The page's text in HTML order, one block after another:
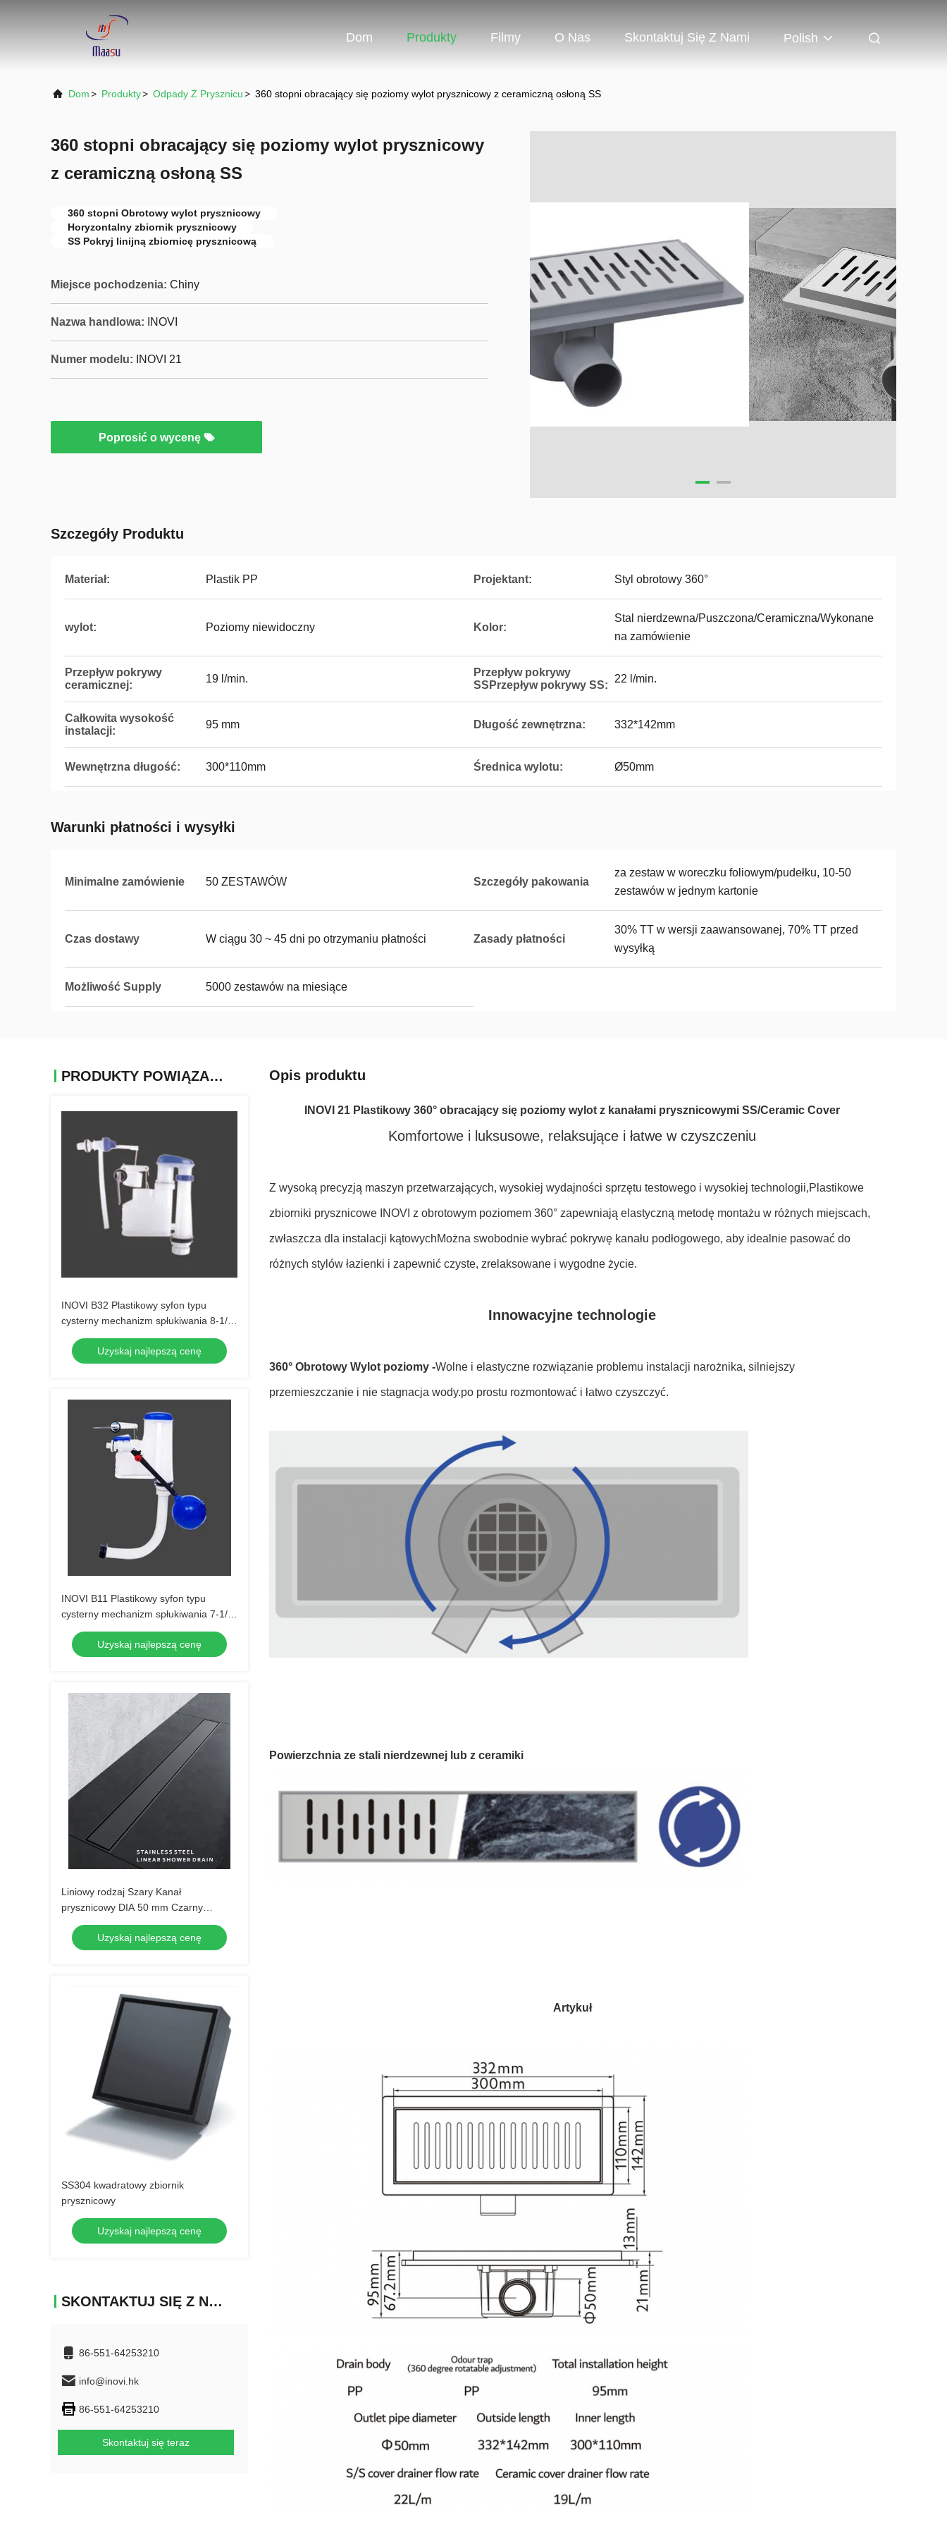
Dom Produkty Filmy O Nas Skontaktuj Się Z Nami Polish
Dom> Produkty> Odpady Z Prysznicu> 360 stopni obracający się poziomy wylot prysznicowy z ceramiczną osłoną SS
360 stopni obracający się poziomy wylot prysznicowy
z ceramiczną osłoną SS
360 stopni Obrotowy wylot prysznicowy
Horyzontalny zbiornik prysznicowy
SS Pokryj linijną zbiornicę prysznicową
Miejsce pochodzenia: Chiny
Nazwa handlowa: INOVI
Numer modelu: INOVI 21
Poprosić o wycenę
Szczegóły Produktu
Materiał: Plastik PP Projektant: Styl obrotowy 360°
wylot: Poziomy niewidoczny Kolor:
Stal nierdzewna/Puszczona/Ceramiczna/Wykonane
na zamówienie
Przepływ pokrywy
ceramicznej:
19 l/min.
Przepływ pokrywy
SSPrzepływ pokrywy SS:
22 l/min.
Całkowita wysokość
instalacji:
95 mm Długość zewnętrzna: 332*142mm
Wewnętrzna długość: 300*110mm Średnica wylotu: Ø50mm
Warunki płatności i wysyłki
Minimalne zamówienie 50 ZESTAWÓW Szczegóły pakowania
za zestaw w woreczku foliowym/pudełku, 10-50
zestawów w jednym kartonie
Czas dostawy W ciągu 30 ~ 45 dni po otrzymaniu płatności Zasady płatności
30% TT w wersji zaawansowanej, 70% TT przed
wysyłką
Możliwość Supply 5000 zestawów na miesiące
PRODUKTY POWIĄZANE
INOVI B32 Plastikowy syfon typu
cysterny mechanizm spłukiwania 8-1/2
Uzyskaj najlepszą cenę
INOVI B11 Plastikowy syfon typu
cysterny mechanizm spłukiwania 7-1/2
Uzyskaj najlepszą cenę
Liniowy rodzaj Szary Kanał
prysznicowy DIA 50 mm Czarny
Liniowy Kanał
Uzyskaj najlepszą cenę
SS304 kwadratowy zbiornik
prysznicowy
Uzyskaj najlepszą cenę
SKONTAKTUJ SIĘ Z NAMI
86-551-64253210
info@inovi.hk
86-551-64253210
Skontaktuj się teraz
Opis produktu
INOVI 21 Plastikowy 360° obracający się poziomy wylot z kanałami prysznicowymi SS/Ceramic Cover
Komfortowe i luksusowe, relaksujące i łatwe w czyszczeniu
Z wysoką precyzją maszyn przetwarzających, wysokiej wydajności sprzętu testowego i wysokiej technologii,Plastikowe
zbiorniki prysznicowe INOVI z obrotowym poziomem 360° zapewniają elastyczną metodę montażu w różnych miejscach,
zwłaszcza dla instalacji kątowychMożna swobodnie wybrać pokrywę kanału podłogowego, aby idealnie pasować do
różnych stylów łazienki i zapewnić czyste, zrelaksowane i wygodne życie.
Innowacyjne technologie
360° Obrotowy Wylot poziomy -Wolne i elastyczne rozwiązanie problemu instalacji narożnika, silniejszy
przemieszczanie i nie stagnacja wody.po prostu rozmontować i łatwo czyszczyć.
Powierzchnia ze stali nierdzewnej lub z ceramiki
Artykuł